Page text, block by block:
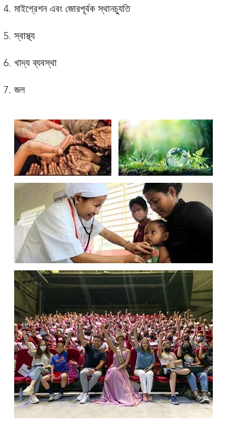
মাইগ্রেশন এবং জোরপূর্বক স্থানচ্যুতি
স্বাস্থ্য
খাদ্য ব্যবস্থা
জল